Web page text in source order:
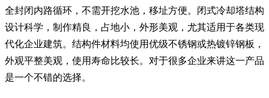
全封闭内路循环，不需开挖水池，移址方便。闭式冷却塔结构
设计科学，制作精良，占地小，外形美观，尤其适用于各类现
代化企业建筑。结构件材料均使用优级不锈钢或热镀锌钢板，
外观平整美观，使用寿命比较长。对于很多企业来讲这一产品
是一个不错的选择。